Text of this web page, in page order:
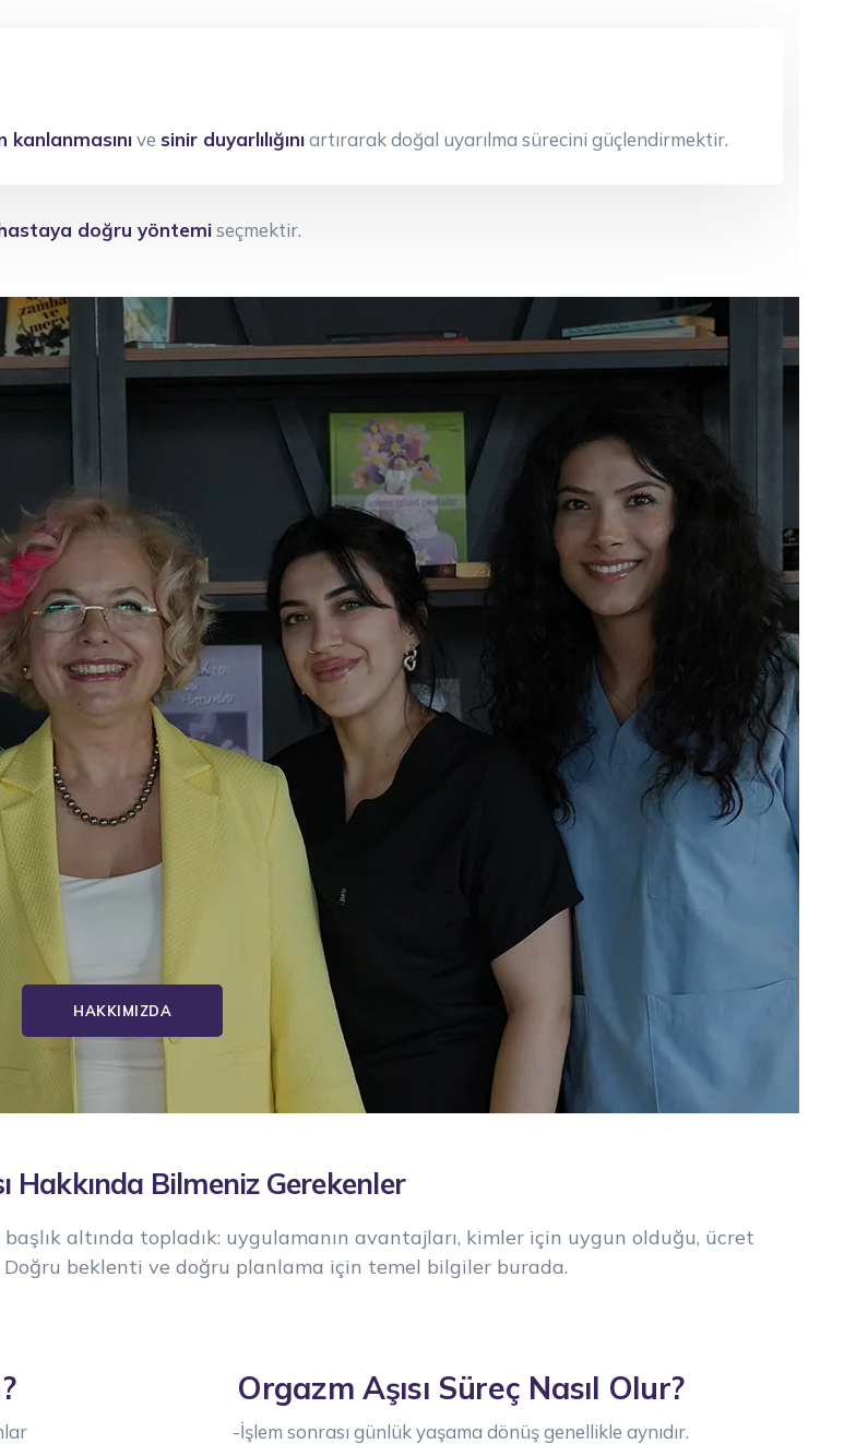
kanlanmasınıve sinir duyarlılığınıartırarak doğal uyarılma sürecini güçlendirmektir.
doğru yöntemiseçmektir.
HAKKIMIZDA
Hakkında Bilmeniz Gerekenler
altında topladık: uygulamanın avantajları, kimler için uygun olduğu, ücret
Doğru beklenti ve doğru planlama için temel bilgiler burada.
Orgazm Aşısı Süreç Nasıl Olur?
-İşlem sonrası günlük yaşama dönüş genellikle aynıdır.